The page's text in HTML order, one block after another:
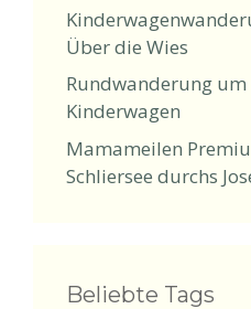
Über die Wies
Rundwanderung
Kinderwagen
Mamameilen
Schliersee durchs
Beliebte Tags